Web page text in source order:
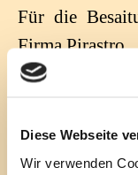
Diese Webseite
Wir verwenden
Für die
Firma Pirastro.
einzelnen